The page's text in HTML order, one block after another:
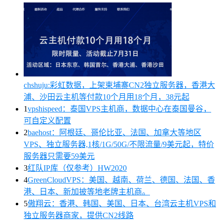
chshuju:彩虹数据，上架柬埔寨CN2独立服务器，香港大
浦、沙田云主机等付款10个月用18个月，38元起
1vpshispeed：泰国VPS主机商，数据中心在泰国曼谷，
可自定义配置
2baehost：阿根廷、哥伦比亚、法国、加拿大等地区
VPS、独立服务器,1核/1G/50G/不限流量/9美元起，特价
服务器只需要59美元
3红队IP库（仅参考）HW2020
4GreenCloudVPS：美国、越南、荷兰、德国、法国、香
港、日本、新加披等地老牌主机商。
5傲翔云：香港、韩国、美国、日本、台湾云主机VPS和
独立服务器商家，提供CN2线路